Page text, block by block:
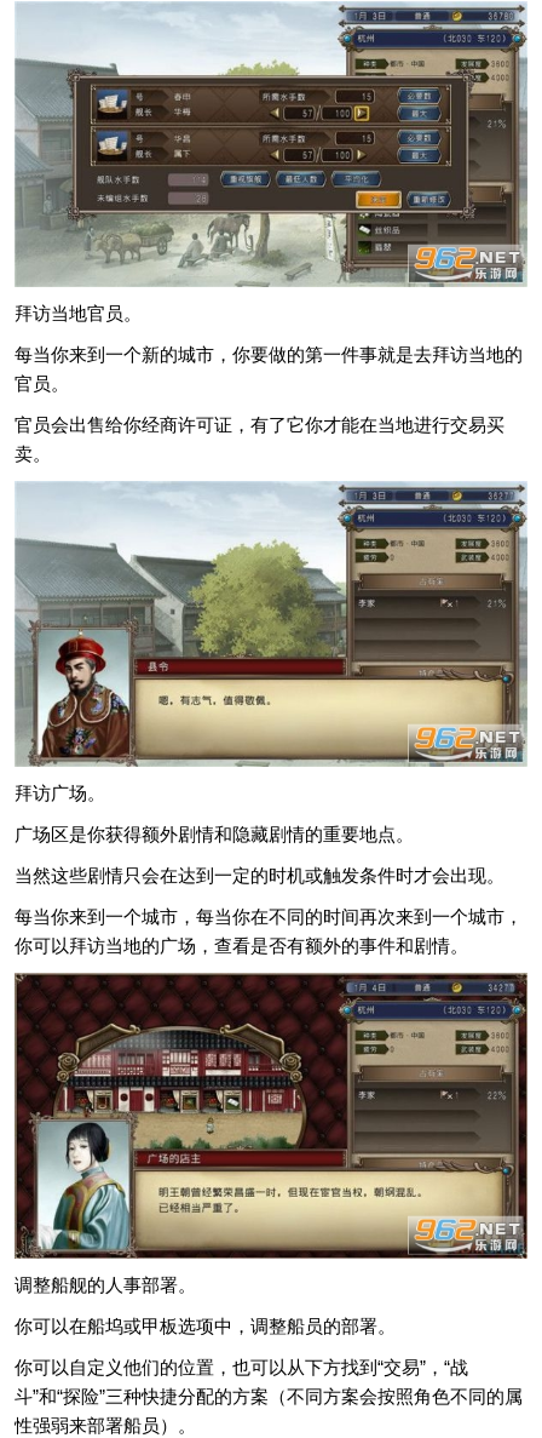
拜访当地官员。
每当你来到一个新的城市，你要做的第一件事就是去拜访当地的
官员。
官员会出售给你经商许可证，有了它你才能在当地进行交易买
卖。
拜访广场。
广场区是你获得额外剧情和隐藏剧情的重要地点。
当然这些剧情只会在达到一定的时机或触发条件时才会出现。
每当你来到一个城市，每当你在不同的时间再次来到一个城市，
你可以拜访当地的广场，查看是否有额外的事件和剧情。
调整船舰的人事部署。
你可以在船坞或甲板选项中，调整船员的部署。
你可以自定义他们的位置，也可以从下方找到“交易”，“战
斗”和“探险”三种快捷分配的方案（不同方案会按照角色不同的属
性强弱来部署船员）。